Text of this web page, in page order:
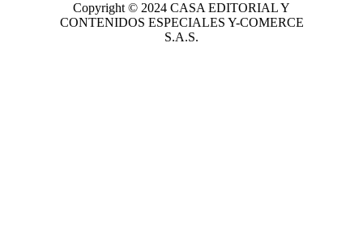
Copyright © 2024 CASA EDITORIALY
CONTENIDOS ESPECIALES Y-COMERCE
S.A.S.